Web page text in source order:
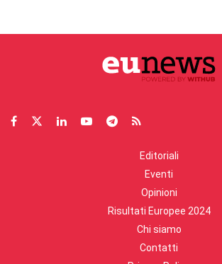
Editoriali
Eventi
Opinioni
Risultati Europee 2024
Chi siamo
Contatti